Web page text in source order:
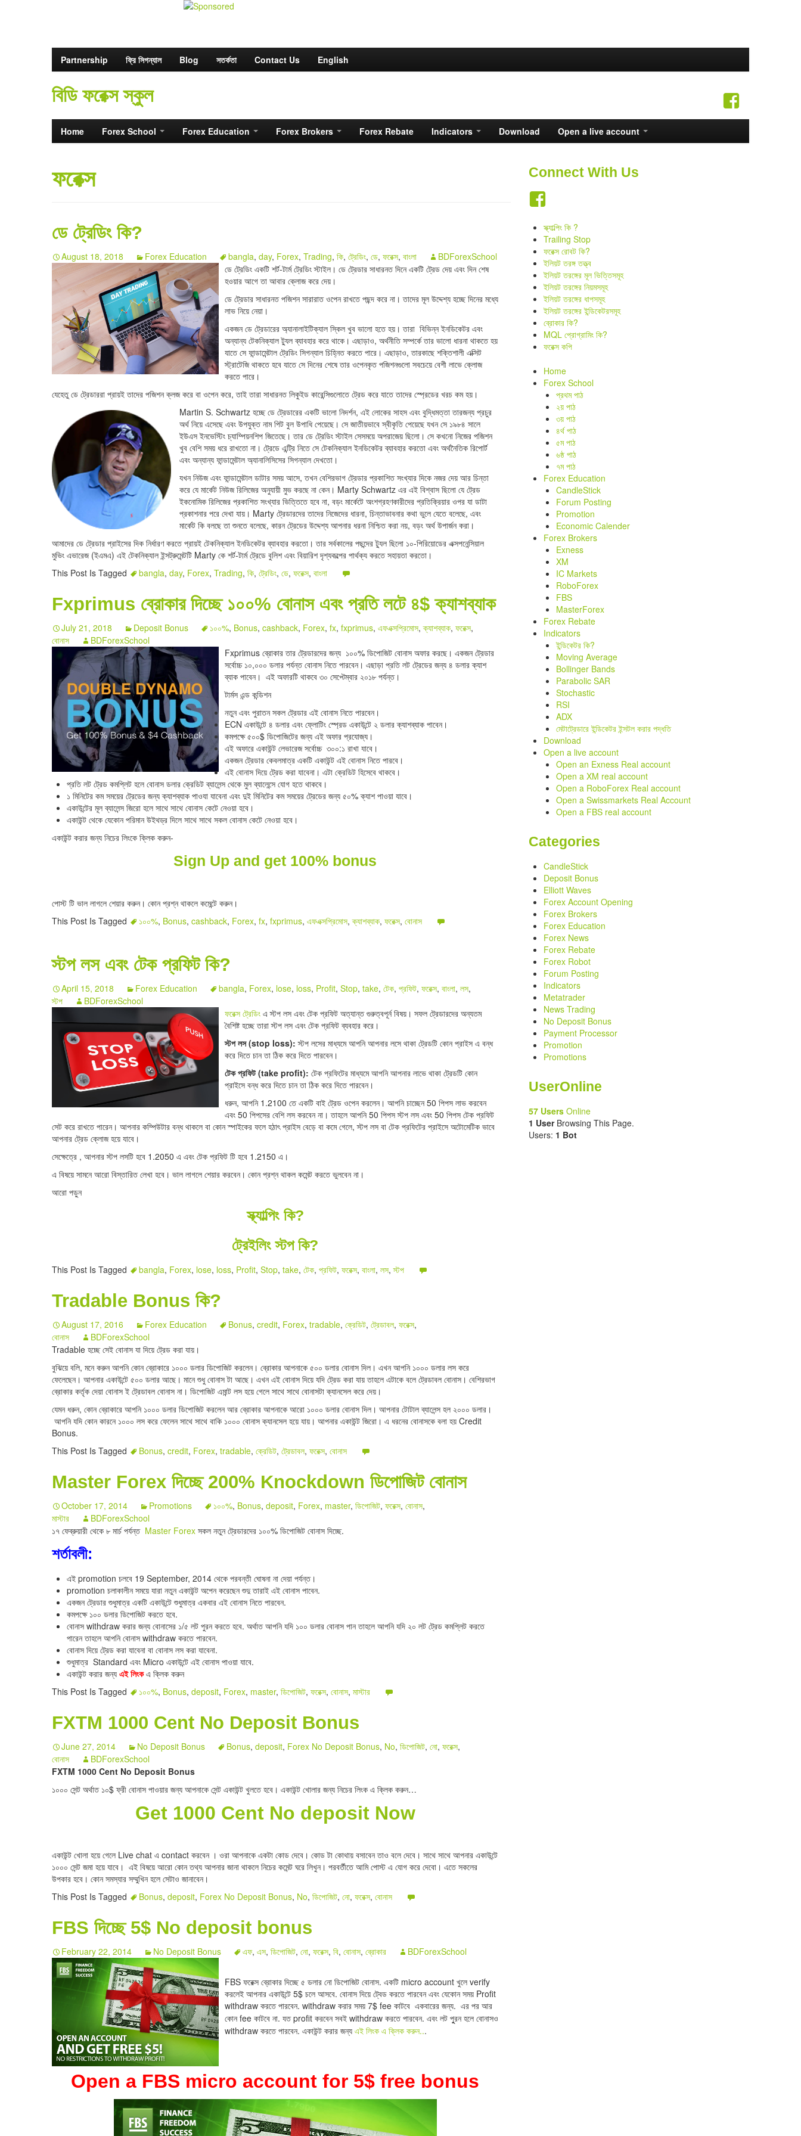
Partnership ফ্রি সিগন্যাল Blog সতর্কতা Contact Us English
বিডি ফরেক্স স্কুল
Home Forex School Forex Education Forex Brokers Forex Rebate Indicators Download Open a live account
ফরেক্স
ডে ট্রেডিং কি?
August 18, 2018 Forex Education bangla, day, Forex, Trading, কি, ট্রেডিং, ডে, ফরেক্স, বাংলা
BDForexSchool
ডে ট্রেডিং একটি শর্ট-টার্ম ট্রেডিং স্টাইল। ডে ট্রেডার সাধারনত দিনে একটি ট্রেড দেয় এবং দিন শেষ
হওয়ার আগে তা আবার ক্লোজ করে দেয়।
ডে ট্রেডার সাধারনত পজিশন সারারাত ওপেন রাখতে পছন্দ করে না। তাদের মূল উদ্দেশ্য হচ্ছে দিনের মধ্যে
লাভ নিয়ে নেয়া।
একজন ডে ট্রেডারের অ্যানালাইটিক্যাল স্কিল খুব ভালো হতে হয়। তারা বিভিন্ন ইনডিকেটর এবং
অন্যান্য টেকনিক্যাল ট্যুল ব্যাবহার করে থাকে। এছাড়াও, অর্থনীতি সম্পর্কে তার ভালো ধারনা থাকতে হয়
যাতে সে ফান্ডামেন্টাল ট্রেডিং সিগন্যাল চিহ্নিত করতে পারে। এছাড়াও, তারকাছে শক্তিশালী এক্সিট
স্ট্রাটেজি থাকতে হবে যাতে সে দিনের শেষে তার ওপেনকৃত পজিশনগুলো সবচেয়ে বেশী লাভে ক্লোজ
করতে পারে।
যেহেতু ডে ট্রেডাররা প্রায়ই তাদের পজিশন ক্লজ করে বা ওপেন করে, তাই তারা সাধারনত লিকুইড কারেন্সিগুলোতে ট্রেড করে যাতে তাদের স্প্রেডের খরচ কম হয়।
Martin S. Schwartz হচ্ছে ডে ট্রেডারের একটি ভালো নিদর্শন, এই লোকের সাহস এবং বুদ্ধিমত্তা তারজন্য প্রচুর
অর্থ নিয়ে এসেছে এবং উপযুক্ত নাম পিট বুল উপাধি পেয়েছে। সে জাতীয়ভাবে স্বীকৃতি পেয়েছে যখন সে ১৯৮৪ সালে
ইউএস ইনভেস্টিং চ্যাম্পিয়নশিপ জিতেছে। তার ডে ট্রেডিং স্টাইল সেসময়ে অপরাজেয় ছিলো। সে কখনো নিজের পজিশন
খুব বেশি সময় ধরে রাখতো না। ট্রেডে এন্ট্রি নিতে সে টেকনিক্যাল ইনডিকেটর ব্যাবহার করতো এবং অর্থনৈতিক রিপোর্ট
এবং অন্যান্য ফান্ডামেন্টাল অ্যানালিসিসের সিগন্যাল দেখতো।
যখন নিউজ এবং ফান্ডামেন্টাল ডাটার সময় আসে, তখন বেশিরভাগ ট্রেডার প্রকাশিত সংখ্যার দিকে নজর দেয় আর চিন্তা
করে যে মার্কেট নিউজ রিলিজের অনুযায়ী মুভ করছে না কেন। Marty Schwartz এর এই বিশ্বাস ছিলো যে ট্রেড
ইকনোমিক রিলিজের প্রকাশিত সংখ্যার ভিত্তিতে হবে না, বড়ং মার্কেটে অংশগ্রহণকারীদের প্রতিক্রিয়ার ওপর যা ডাটা
প্রকাশনার পরে দেখা যায়। Marty ট্রেডারদের তাদের নিজেদের ধারনা, চিন্তাভাবনার কথা ভুলে যেতে বলেছে, এবং
মার্কেট কি বলছে তা শুনতে বলেছে, কারন ট্রেডের উদ্দেশ্য আপনার ধরনা নিশ্চিত করা নয়, বড়ং অর্থ উপার্জন করা।
আমাদের ডে ট্রেডার প্রাইসের দিক নির্ধারণ করতে প্রায়ই টেকনিক্যাল ইনডিকেটর ব্যাবহার করতো। তার সর্বকালের পছন্দের ট্যুল ছিলো ১০-পিরিয়োডের এক্সপনেন্সিয়াল
মুভিং এভারেজ (ইএমএ) এই টেকনিক্যাল ইন্সট্রুমেন্টটি Marty কে শর্ট-টার্ম ট্রেডে বুলিশ এবং বিয়ারিশ দৃশ্যকল্পের পার্থক্য করতে সহায়তা করতো।
This Post Is Tagged
bangla, day, Forex, Trading, কি, ট্রেডিং, ডে, ফরেক্স, বাংলা
Fxprimus ব্রোকার দিচ্ছে ১০০% বোনাস এবং প্রতি লটে ৪$ ক্যাশব্যাক
July 21, 2018 Deposit Bonus ১০০%, Bonus, cashback, Forex, fx, fxprimus, এফএক্সপ্রিমোস,ক্যাশব্যাক, ফরেক্স,
বোনাস
BDForexSchool
Fxprimus ব্রোকার তার ট্রেডারদের জন্য ১০০% ডিপোজিট বোনাস অফার করছে। একজন ট্রেডার
সর্বোচ্চ ১০,০০০ ডলার পর্যন্ত বোনাস নিতে পারবেন। এছাড়া প্রতি লট ট্রেডের জন্য ৪ ডলার ক্যাশ
ব্যাক পাবেন। এই অফারটি থাকবে ৩০ সেপ্টেম্বার ২০১৮ পর্যন্ত।
টার্মস এন্ড কন্ডিশন
নতুন এবং পুরাতন সকল ট্রেডার এই বোনাস নিতে পারবেন।
ECN একাউন্টে ৪ ডলার এবং ফ্লোটিং স্প্রেড একাউন্টে ২ ডলার ক্যাশব্যাক পাবেন।
কমপক্ষে ৫০০$ ডিপোজিটের জন্য এই অফার প্রযোজ্য।
এই অফারে একাউন্ট লেভারেজ সর্বোচ্চ ৩০০:১ রাখা যাবে।
একজন ট্রেডার কেবলমাত্র একটি একাউন্ট এই বোনাস নিতে পারবে।
এই বোনাস দিয়ে ট্রেড করা যাবেনা। এটা ক্রেডিট হিসেবে থাকবে।
প্রতি লট ট্রেড কমপ্লিট হলে বোনাস ডলার ক্রেডিট ব্যালেন্স থেকে মুল ব্যালেন্সে যোগ হতে থাকবে।
১ মিনিটের কম সময়ের ট্রেডের জন্য ক্যাশব্যাক পাওযা যাবেনা এবং দুই মিনিটের কম সময়ের ট্রেডের জন্য ৫০% ক্যাশ পাওয়া যাবে।
একাউন্টের মূল ব্যালেন্স জিরো হলে সাথে সাথে বোনাস কেটে নেওয়া হবে।
একাউন্ট থেকে যেকোন পরিমান উইথড্র দিলে সাথে সাথে সকল বোনাস কেটে নেওয়া হবে।
একাউন্ট করার জন্য নিচের লিংকে ক্লিক করুন-
Sign Up and get 100% bonus
পোস্ট টি ভাল লাগলে শেয়ার করুন। কোন প্রশ্ন থাকলে কমেন্টে করুন।
This Post Is Tagged
১০০%, Bonus, cashback, Forex, fx, fxprimus, এফএক্সপ্রিমোস,ক্যাশব্যাক, ফরেক্স, বোনাস
স্টপ লস এবং টেক প্রফিট কি?
April 15, 2018 Forex Education bangla, Forex, lose, loss, Profit, Stop, take, টেক, প্রফিট, ফরেক্স, বাংলা, লস,
স্টপ
BDForexSchool
ফরেক্স ট্রেডিং এ স্টপ লস এবং টেক প্রফিট অত্যান্ত গুরুত্বপূর্ন বিষয়। সফল ট্রেডারদের অন্যতম
বৈশিষ্ট হচ্ছে তারা স্টপ লস এবং টেক প্রফিট ব্যবহার করে।
স্টপ লস (stop loss): স্টপ লসের মাধ্যমে আপনি আপনার লসে থাকা ট্রেডটি কোন প্রাইস এ বন্ধ
করে দিতে চান তা ঠিক করে দিতে পারবেন।
টেক প্রফিট (take profit): টেক প্রফিটের মাধ্যমে আপনি আপনার লাভে থাকা ট্রেডটি কোন
প্রাইসে বন্ধ করে দিতে চান তা ঠিক করে দিতে পারবেন।
ধরুন, আপনি 1.2100 তে একটি বাই ট্রেড ওপেন করলেন। আপনি চাচ্ছেন 50 পিপস লাভ করবেন
এবং 50 পিপসের বেশি লস করবেন না। তাহলে আপনি 50 পিপস স্টপ লস এবং 50 পিপস টেক প্রফিট
সেট করে রাখতে পারেন। আপনার কম্পিউটার বন্ধ থাকলে বা কোন স্পাইকের ফলে হঠাৎ প্রাইস বেড়ে বা কমে গেলে, স্টপ লস বা টেক প্রফিটের প্রাইসে অটোমেটিক ভাবে
আপনার ট্রেড ক্লোজ হয়ে যাবে।
সেক্ষেত্রে , আপনার স্টপ লসটি হবে 1.2050 এ এবং টেক প্রফিট টি হবে 1.2150 এ।
এ বিষয়ে সামনে আরো বিস্তারিত লেখা হবে। ভাল লাগলে শেয়ার করবেন। কোন প্রশ্ন থাকল কমেন্ট করতে ভুলবেন না।
আরো পড়ুন
স্ক্যাল্পিং কি?
ট্রেইলিং স্টপ কি?
This Post Is Tagged bangla, Forex, lose, loss, Profit, Stop, take, টেক, প্রফিট, ফরেক্স, বাংলা, লস,স্টপ
Tradable Bonus কি?
August 17, 2016 Forex Education Bonus, credit, Forex, tradable, ক্রেডিট, ট্রেডাবল, ফরেক্স,
বোনাস
BDForexSchool
Tradable হচ্ছে সেই বোনাস যা দিয়ে ট্রেড করা যায়।
বুঝিয়ে বলি, মনে করুন আপনি কোন ব্রোকারে ১০০০ ডলার ডিপোজিট করলেন। ব্রোকার আপনাকে ৫০০ ডলার বোনাস দিল। এখন আপনি ১০০০ ডলার লস করে
ফেলেছেন। আপনার একাউন্টে ৫০০ ডলার আছে। মানে শুধু বোনাস টা আছে। এখন এই বোনাস দিয়ে যদি ট্রেড করা যায় তাহলে এটাকে বলে ট্রেডাবল বোনাস। বেশিরভাগ
ব্রোকার কর্তৃক দেয়া বোনাস ই ট্রেডাবল বোনাস না। ডিপোজিট এমান্ট লস হয়ে গেলে সাথে সাথে বোনাসটা ক্যানসেল করে দেয়।
যেমন ধরুন, কোন ব্রোকারে আপনি ১০০০ ডলার ডিপোজিট করলেন আর ব্রোকার আপনাকে আরো ১০০০ ডলার বোনাস দিল। আপনার টোটাল ব্যালেন্স হল ২০০০ ডলার।
আপনি যদি কোন কারনে ১০০০ লস করে ফেলেন সাথে সাথে বাকি ১০০০ বোনাস ক্যানসেল হয়ে যায়। আপনার একাউন্ট জিরো। এ ধরনের বোনাসকে বলা হয় Credit
Bonus.
This Post Is Tagged
Bonus, credit, Forex, tradable, ক্রেডিট, ট্রেডাবল, ফরেক্স, বোনাস
Master Forex দিচ্ছে 200% Knockdown ডিপোজিট বোনাস
October 17, 2014 Promotions ১০০%, Bonus, deposit, Forex, master, ডিপোজিট, ফরেক্স, বোনাস,
মাস্টার
BDForexSchool
১৭ ফেব্রুয়ারী থেকে ৮ মার্চ পর্যন্ত Master Forex সকল নতুন ট্রেডারদের ১০০% ডিপোজিট বোনাস দিচ্ছে.
শর্তাবলী:
এই promotion চলবে 19 September, 2014 থেকে পরবন্তী ঘোষনা না দেয়া পর্যন্ত।
promotion চলাকালীন সময়ে যারা নতুন একাউন্ট অপেন করেছেন শুদু তারাই এই বোনাস পাবেন.
একজন ট্রেডার শুধুমাত্র একটি একাউন্টে শুধুমাত্র একবার এই বোনাস নিতে পারবেন.
কমপক্ষে ১০০ ডলার ডিপোজিট করতে হবে.
বোনাস withdraw করার জন্য বোনাসের ১/৫ লট পুরন করতে হবে. অর্থাত আপনি যদি ১০০ ডলার বোনাস পান তাহলে আপনি যদি ২০ লট ট্রেড কমপ্লিট করতে
পারেন তাহলে আপনি বোনাস withdraw করতে পারবেন.
বোনাস দিয়ে ট্রেড করা যাবেনা বা বোনাস লস করা যাবেনা.
শুধুমাত্র Standard এবং Micro একাউন্টে এই বোনাস পাওয়া যাবে.
একাউন্ট করার জন্য এই লিংক এ ক্লিক করুন
This Post Is Tagged
১০০%, Bonus, deposit, Forex, master, ডিপোজিট, ফরেক্স, বোনাস, মাস্টার
FXTM 1000 Cent No Deposit Bonus
June 27, 2014 No Deposit Bonus Bonus, deposit, Forex No Deposit Bonus, No, ডিপোজিট, নো, ফরেক্স,
বোনাস
BDForexSchool
FXTM 1000 Cent No Deposit Bonus
১০০০ সেন্ট অর্থাত ১০$ ফ্রী বোনাস পাওয়ার জন্য আপনাকে সেন্ট একাউন্ট খুলতে হবে। একাউন্ট খোলার জন্য নিচের লিংক এ ক্লিক করুন…
Get 1000 Cent No deposit Now
একাউন্ট খোলা হয়ে গেলে Live chat এ contact করবেন । ওরা আপনাকে একটা কোড দেবে। কোড টা কোথায় বসাবেন তাও বলে দেবে। সাথে সাথে আপনার একাউন্টে
১০০০ সেন্ট জমা হয়ে যাবে। এই বিষয়ে আরো কোন তথ্য আপনার জানা থাকলে নিচের কমেন্ট ঘরে লিখুন। পরবর্তীতে আমি পোস্ট এ যোগ করে দেবো। এতে সকলের
উপকার হবে। কোন সমস্যার সম্মুখিন হলে সেটাও জানাবেন।
This Post Is Tagged
Bonus, deposit, Forex No Deposit Bonus, No, ডিপোজিট, নো, ফরেক্স, বোনাস
FBS দিচ্ছে 5$ No deposit bonus
February 22, 2014 No Deposit Bonus এফ, এস, ডিপোজিট, নো, ফরেক্স, বি, বোনাস, ব্রোকার
BDForexSchool
FBS ফরেক্স ব্রোকার দিচ্ছে ৫ ডলার নো ডিপোজিট বোনাস. একটি micro account খুলে verify
করলেই আপনার একাউন্টে 5$ চলে আসবে. বোনাস দিয়ে ট্বেড করতে পারবেন এবং যেকোন সময় Profit
withdraw করতে পারবেন. withdraw করার সময় 7$ fee কাটবে একবারের জন্য. এর পর আর
কোন fee কাটবে না. যত profit করবেন সবই withdraw করতে পারবেন. এবং লট পুুরন হলে বোনাসও
withdraw করতে পারবেন. একাউন্ট করার জন্য এই লিংক এ ক্লিক করুন...
Open a FBS micro account for 5$ free bonus
Connect With Us
স্ক্যাল্পিং কি ?
Trailing Stop
ফরেক্স রোবট কি?
ইলিয়ট তরঙ্গ তত্ত্ব
ইলিয়ট তরঙ্গের মূল ভিত্তিসমূহ
ইলিয়ট তরঙ্গের নিয়মসমূহ
ইলিয়ট তরঙ্গের ধাপসমূহ
ইলিয়ট তরঙ্গের ইন্ডিকেটরসমূহ
ব্রোকার কি?
MQL প্রোগ্রামিং কি?
ফরেক্স কপি
Home
Forex School
প্রথম পাঠ
২য় পাঠ
৩য় পাঠ
৪র্থ পাঠ
৫ম পাঠ
৬ষ্ঠ পাঠ
৭ম পাঠ
Forex Education
CandleStick
Forum Posting
Promotion
Economic Calender
Forex Brokers
Exness
XM
IC Markets
RoboForex
FBS
MasterForex
Forex Rebate
Indicators
ইন্ডিকেটর কি?
Moving Average
Bollinger Bands
Parabolic SAR
Stochastic
RSI
ADX
মেটাট্রেডারে ইন্ডিকেটর ইন্সটল করার পদ্ধতি
Download
Open a live account
Open an Exness Real account
Open a XM real account
Open a RoboForex Real account
Open a Swissmarkets Real Account
Open a FBS real account
Categories
CandleStick
Deposit Bonus
Elliott Waves
Forex Account Opening
Forex Brokers
Forex Education
Forex News
Forex Rebate
Forex Robot
Forum Posting
Indicators
Metatrader
News Trading
No Deposit Bonus
Payment Processor
Promotion
Promotions
UserOnline
57 Users Online
1 UserBrowsing This Page.
Users: 1 Bot